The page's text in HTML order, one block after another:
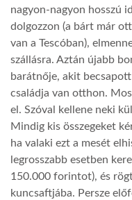
nagyon-nagyon hosszú
dolgozzon (a bárt már
van a Tescóban),
szállásra. Aztán újabb
barátnője, akit
családja van otthon.
el. Szóval kellene neki
Mindig kis összegeket
ha valaki ezt a mesét
legrosszabb esetben
150.000 forintot), és
kuncsaftjába. Persze